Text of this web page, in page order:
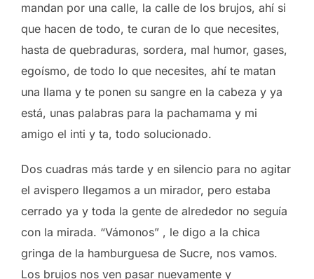
mandan por una calle, la calle de los brujos, ahí si
que hacen de todo, te curan de lo que necesites,
hasta de quebraduras, sordera, mal humor, gases,
egoísmo, de todo lo que necesites, ahí te matan
una llama y te ponen su sangre en la cabeza y ya
está, unas palabras para la pachamama y mi
amigo el inti y ta, todo solucionado.
Dos cuadras más tarde y en silencio para no agitar
el avispero llegamos a un mirador, pero estaba
cerrado ya y toda la gente de alrededor no seguía
con la mirada. “Vámonos” , le digo a la chica
gringa de la hamburguesa de Sucre, nos vamos.
Los brujos nos ven pasar nuevamente y